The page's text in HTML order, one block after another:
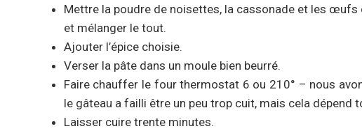
Mettre la poudre de noisettes, la cassonade et les œufs
et mélanger le tout.
Ajouter l’épice choisie.
Verser la pâte dans un moule bien beurré.
Faire chauffer le four thermostat 6 ou 210° – nous
le gâteau a failli être un peu trop cuit, mais cela dépend
Laisser cuire trente minutes.